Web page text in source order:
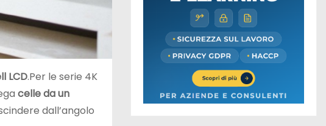
LCD.Per le serie 4K
celle da un
dall’angolo